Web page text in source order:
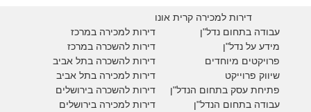
דירות למכירה קרית אונו
דירות למכירה במרכז
דירות להשכרה במרכז
דירות להשכרה בתל אביב
דירות למכירה בתל אביב
דירות להשכרה בירושלים
דירות למכירה בירושלים
עבודה בתחום נדל"ן
מידע על נדל"ן
פרויקטים מיוחדים
שיווק פרוייקט
פתיחת עסק בתחום הנדל"ן
עבודה בתחום הנדל"ן